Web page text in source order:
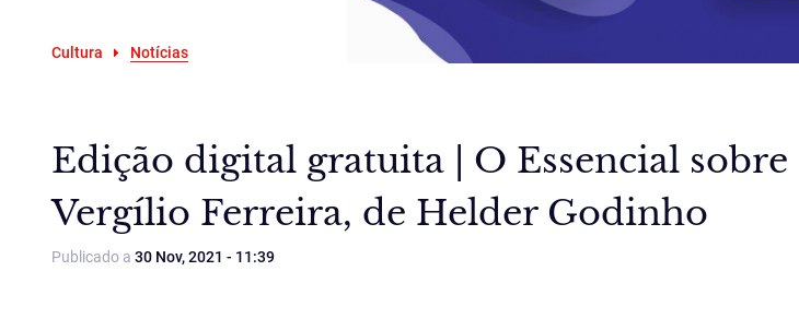
Cultura Notícias
Edição digital gratuita | O Essencial sobre
Vergílio Ferreira, de Helder Godinho
Publicado a 30 Nov, 2021 - 11:39